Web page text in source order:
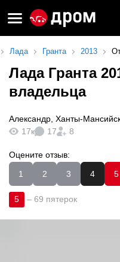
Лада Гранта 2013
Лада Гранта
владельца
Александр Ханты-
17к
17 8
Оцените отзыв:
1
2 3 4 5
5 – 69 пятерок